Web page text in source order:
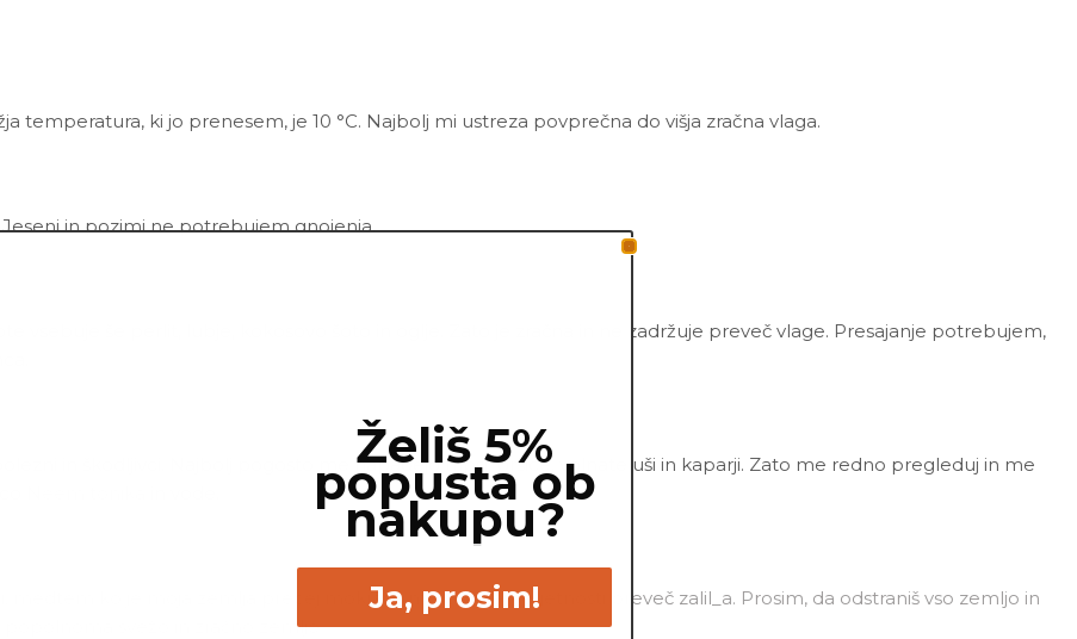
temperatura, ki jo prenesem, je 10 °C. Najbolj mi ustreza povprečna do višja zračna vlaga.
in pozimi ne potrebujem gnojenja.
vsebuje še perlit, lubje, kokosovo šoto in oglje. Zato je zračna in ne zadržuje preveč vlage. Presajanje potrebujem,
in škodljivci. Najbolj pogosto me napadejo tripsi, pršice, volnate uši in kaparji. Zato me redno pregleduj in me
medtem ko je moja zemlja precej mokra, si me po vsej verjetnosti preveč zalil_a. Prosim, da odstraniš vso zemljo in
svežo in zračno zemljo.
Želiš 5%
popusta ob
nakupu?
Ja, prosim!